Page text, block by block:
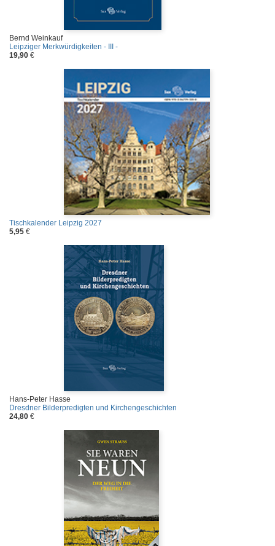
Bernd Weinkauf
Leipziger Merkwürdigkeiten - III -
19,90 €
Tischkalender Leipzig 2027
5,95 €
Hans-Peter Hasse
Dresdner Bilderpredigten und Kirchengeschichten
24,80 €